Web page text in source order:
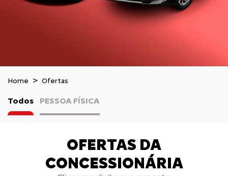
Home Ofertas
Todos PESSOA FÍSICA
OFERTAS DA
CONCESSIONÁRIA